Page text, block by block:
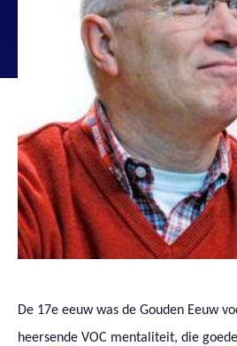
De 17e eeuw was de Gouden Eeuw
heersende VOC mentaliteit, die